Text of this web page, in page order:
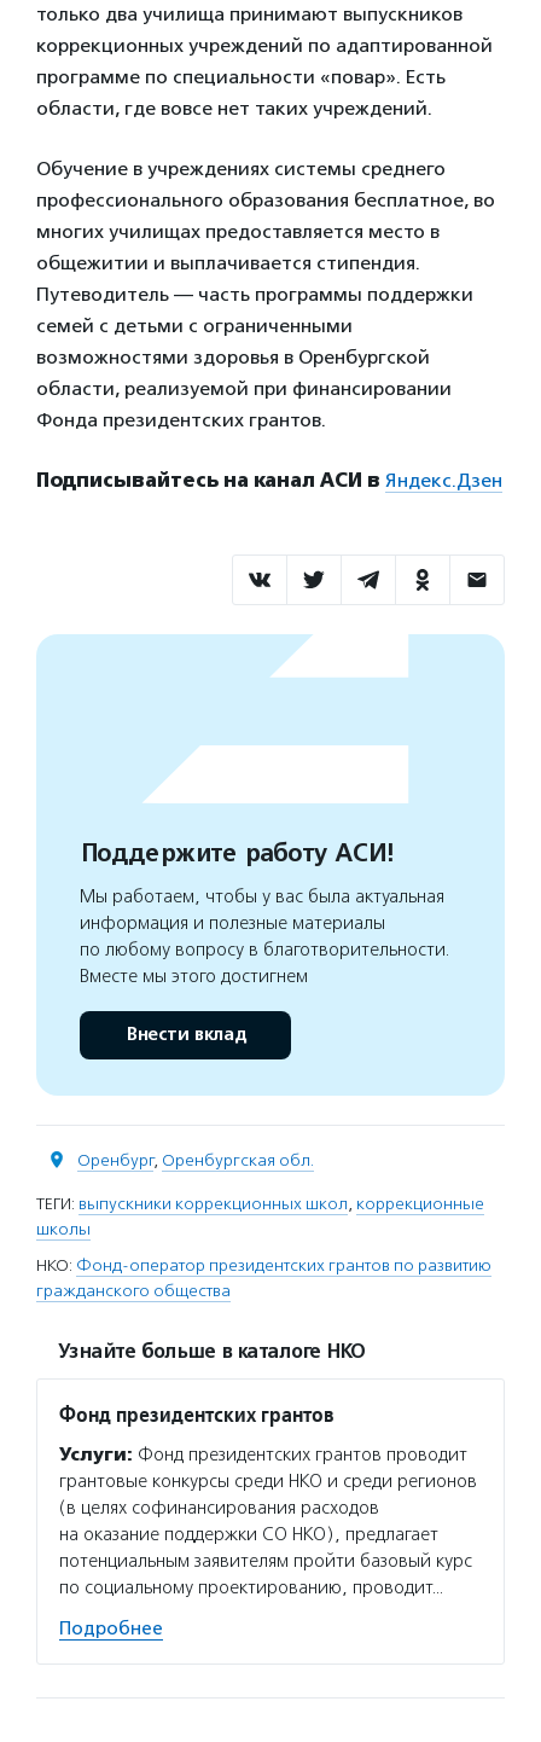
только два училища принимают выпускников
коррекционных учреждений по адаптированной
программе по специальности «повар». Есть
области, где вовсе нет таких учреждений.
Обучение в учреждениях системы среднего
профессионального образования бесплатное, во
многих училищах предоставляется место в
общежитии и выплачивается стипендия.
Путеводитель — часть программы поддержки
семей с детьми с ограниченными
возможностями здоровья в Оренбургской
области, реализуемой при финансировании
Фонда президентских грантов.
Подписывайтесь на канал АСИ в Яндекс.Дзен
Поддержите работу АСИ!
Мы работаем, чтобы у вас была актуальная
информация и полезные материалы
по любому вопросу в благотворительности.
Вместе мы этого достигнем
Внести вклад
Оренбург, Оренбургская обл.
ТЕГИ: выпускники коррекционных школ, коррекционные
школы
НКО: Фонд-оператор президентских грантов по развитию
гражданского общества
Узнайте больше в каталоге НКО
Фонд президентских грантов
Услуги: Фонд президентских грантов проводит
грантовые конкурсы среди НКО и среди регионов
(в целях софинансирования расходов
на оказание поддержки СО НКО), предлагает
потенциальным заявителям пройти базовый курс
по социальному проектированию, проводит…
Подробнее